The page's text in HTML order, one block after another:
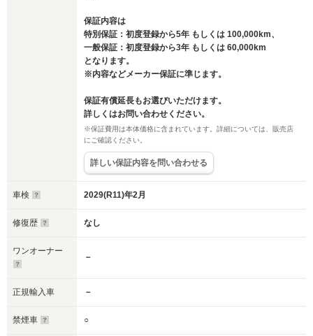
保証内容は
特別保証：初度登録から5年 もしくは 100,000km、
一般保証：初度登録から3年 もしくは 60,000km
となります。
※内容などメーカー保証に準じます。
保証有償延長もお選びいただけます。
詳しくはお問い合わせください。
※保証費用は本体価格に含まれています。詳細については、販売店
にご確認ください。
詳しい保証内容を問い合わせる
車検 2029(R11)年2月
修復歴 なし
ワンオーナー
－
正規輸入車 －
禁煙車 ○